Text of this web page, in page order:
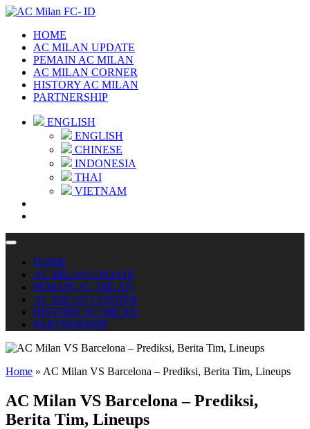
HOME
AC MILAN UPDATE
PEMAIN AC MILAN
AC MILAN CORNER
HISTORY AC MILAN
PARTNERSHIP
ENGLISH
ENGLISH
CHINESE
INDONESIA
THAI
VIETNAM
HOME
AC MILAN UPDATE
PEMAIN AC MILAN
AC MILAN CORNER
HISTORY AC MILAN
PARTNERSHIP
Home » AC Milan VS Barcelona – Prediksi, Berita Tim, Lineups
AC Milan VS Barcelona – Prediksi,
Berita Tim, Lineups